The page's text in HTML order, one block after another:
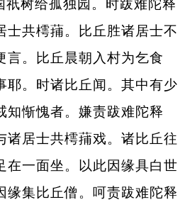
祇树给孤独园。时跋难陀释
士共樗蒱。比丘胜诸居士不
言。比丘晨朝入村为乞食
耶。时诸比丘闻。其中有少
知惭愧者。嫌责跋难陀释
诸居士共樗蒱戏。诸比丘往
在一面坐。以此因缘具白世
缘集比丘僧。呵责跋难陀释